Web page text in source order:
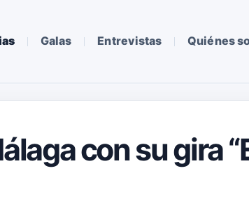
Galas Entrevistas Quiénes
con su gira